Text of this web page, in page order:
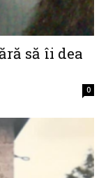
să îi dea
0